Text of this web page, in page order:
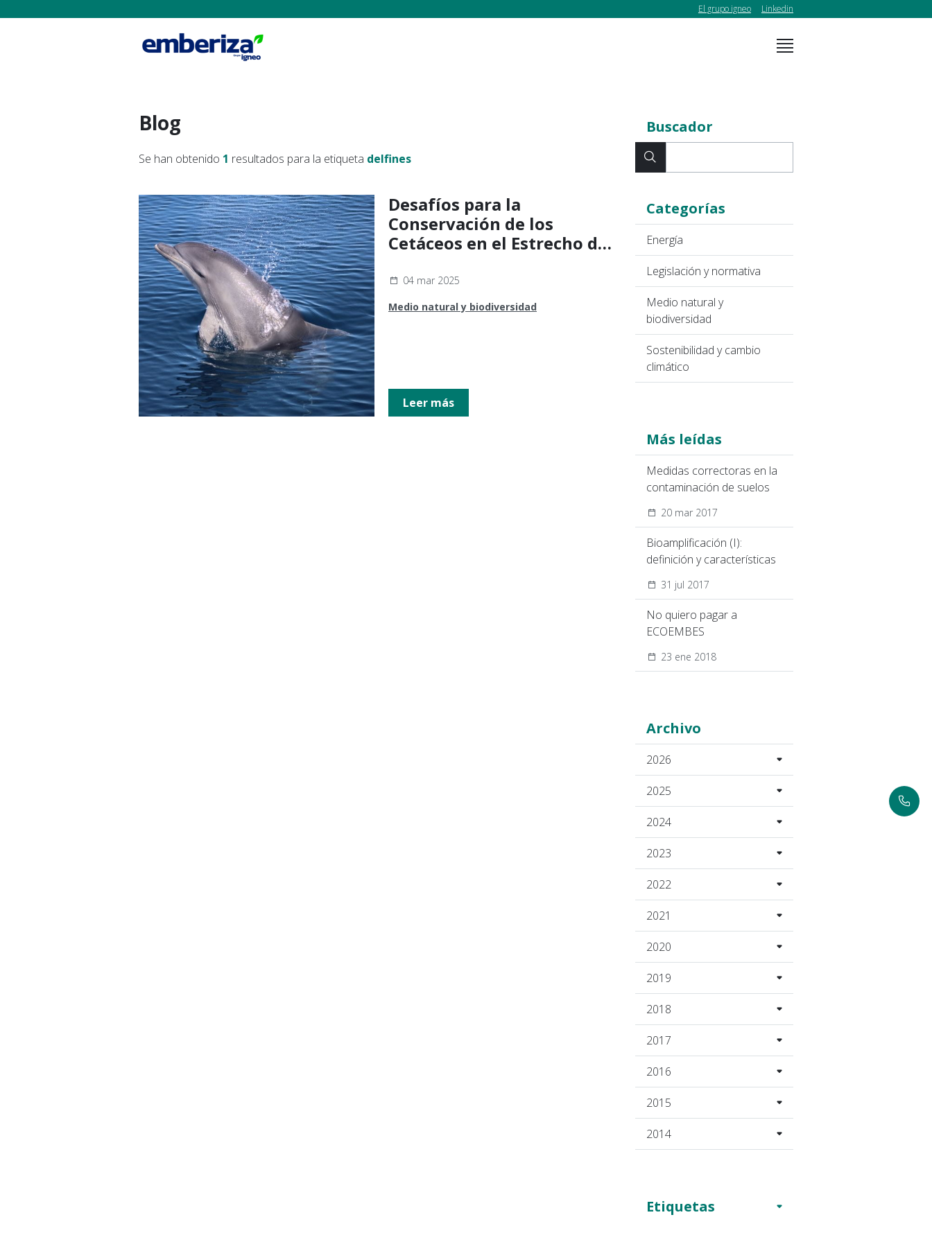
El grupo igneo Linkedin
Buscador
Categorías
Energía
Legislación y normativa
Medio natural y
biodiversidad
Sostenibilidad y cambio
climático
Más leídas
Medidas correctoras en la
contaminación de suelos
20 mar 2017
Bioamplificación (I):
definición y características
31 jul 2017
No quiero pagar a
ECOEMBES
23 ene 2018
Archivo
2026
2025
2024
2023
2022
2021
2020
2019
2018
2017
2016
2015
2014
Etiquetas
Blog
Se han obtenido 1 resultados para la etiqueta delfines
Desafíos para la
Conservación de los
Cetáceos en el Estrecho de
04 mar 2025
Medio natural y biodiversidad
Leer más